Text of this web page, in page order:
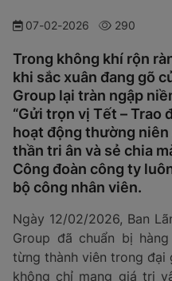
07-02-2026 290
Trong không khí rộn
khi sắc xuân đang gõ
Group lại tràn ngập
“Gửi trọn vị Tết – Trao
hoạt động thường
thần tri ân và sẻ chia
Công đoàn công ty
bộ công nhân viên.
Ngày 12/02/2026, Ban
Group đã chuẩn bị
từng thành viên trong đại
không chỉ mang giá trị